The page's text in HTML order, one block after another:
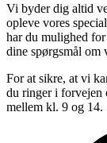
Vi byder dig altid
opleve vores
har du mulighed
dine spørgsmål om
For at sikre, at vi
du ringer i forvejen
mellem kl. 9 og 14.